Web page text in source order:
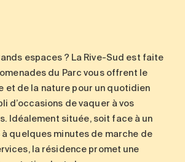
espaces ? La Rive-Sud est faite
du Parc vous offrent le
et de la nature pour un quotidien
d’occasions de vaquer à vos
Idéalement située, soit face à un
à quelques minutes de marche de
la résidence promet une